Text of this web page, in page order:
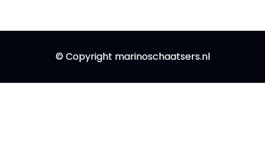
© Copyright marinoschaatsers.nl